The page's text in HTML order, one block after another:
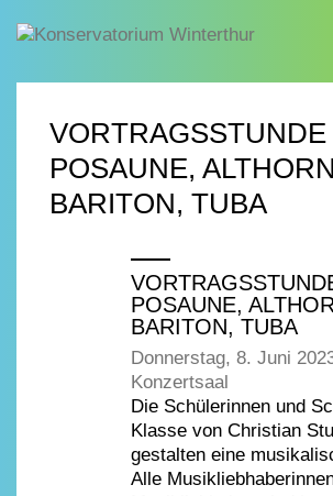
VORTRAGSSTUNDE
POSAUNE,
BARITON, TUBA
POSAUNE,
BARITON, TUBA
Donnerstag, 8. Juni
Konzertsaal
Die Schülerinnen und
Klasse von Christian
gestalten eine
Alle